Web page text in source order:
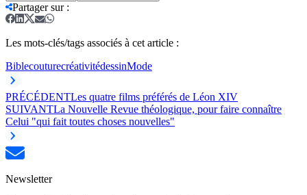
Partager sur:
Les mots-clés/tags associés à cet article :
BiblecouturecréativitédessinMode
PRÉCÉDENTLes quatre films préférés de Léon XIV
SUIVANTLa Nouvelle Revue théologique, pour faire connaître
Celui "qui fait toutes choses nouvelles"
Newsletter